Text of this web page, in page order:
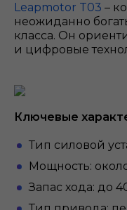
Leapmotor T03 –
неожиданно
класса. Он
и цифровые
Ключевые
Тип силовой
Мощность:
Запас хода: до